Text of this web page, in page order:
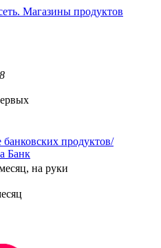
Магазины продуктов
продуктов/
Банк
на руки